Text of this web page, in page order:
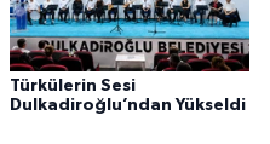
Türkülerin Sesi
Dulkadiroğlu’ndan Yükseldi